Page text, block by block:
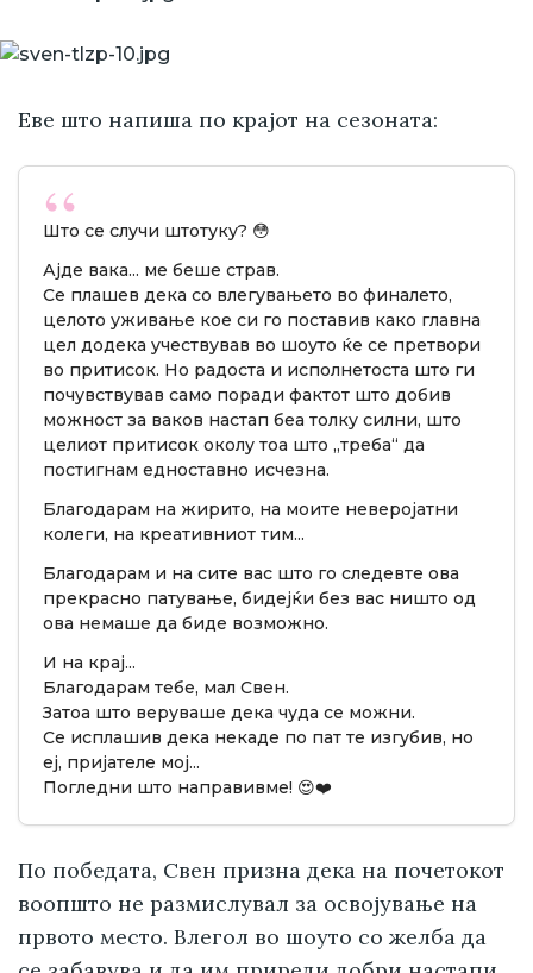
Еве што напиша по крајот на сезоната:
Што се случи штотуку? 😳
Ајде вака... ме беше страв.
Се плашев дека со влегувањето во финалето,
целото уживање кое си го поставив како главна
цел додека учествував во шоуто ќе се претвори
во притисок. Но радоста и исполнетоста што ги
почувствував само поради фактот што добив
можност за ваков настап беа толку силни, што
целиот притисок околу тоа што „треба“ да
постигнам едноставно исчезна.
Благодарам на жирито, на моите неверојатни
колеги, на креативниот тим...
Благодарам и на сите вас што го следевте ова
прекрасно патување, бидејќи без вас ништо од
ова немаше да биде возможно.
И на крај...
Благодарам тебе, мал Свен.
Затоа што веруваше дека чуда се можни.
Се исплашив дека некаде по пат те изгубив, но
еј, пријателе мој...
Погледни што направивме! 😍❤️
По победата, Свен призна дека на почетокот
воопшто не размислувал за освојување на
првото место. Влегол во шоуто со желба да